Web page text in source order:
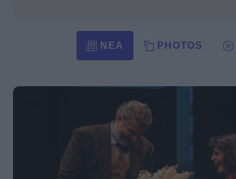
ΝΈΑ PHOTOS